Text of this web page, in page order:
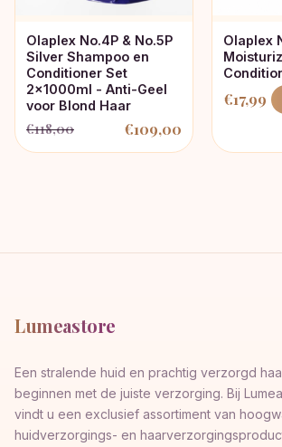
Olaplex No.4P & No.5P
Silver Shampoo en
Conditioner Set
2x1000ml - Anti-Geel
voor Blond Haar
€118,00
Oorspronkelijke
€109,00
Huidige
Olaplex
€17,99
Lumeastore
Een stralende huid en prachtig verzorgd
beginnen met de juiste verzorging. Bij
vindt u een exclusief assortiment van
huidverzorgings- en